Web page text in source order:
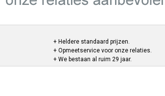
+ Heldere standaard prijzen.
+ Opmeetservice voor onze relaties.
+ We bestaan al ruim 29 jaar.